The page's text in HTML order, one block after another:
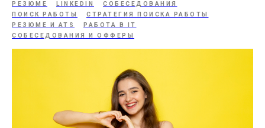
РЕЗЮМЕ LINKEDIN
СОБЕСЕДОВАНИЯ
ПОИСК РАБОТЫ
СТРАТЕГИЯ ПОИСКА РАБОТЫ
РЕЗЮМЕ И ATS
РАБОТА В IT
СОБЕСЕДОВАНИЯ И ОФФЕРЫ